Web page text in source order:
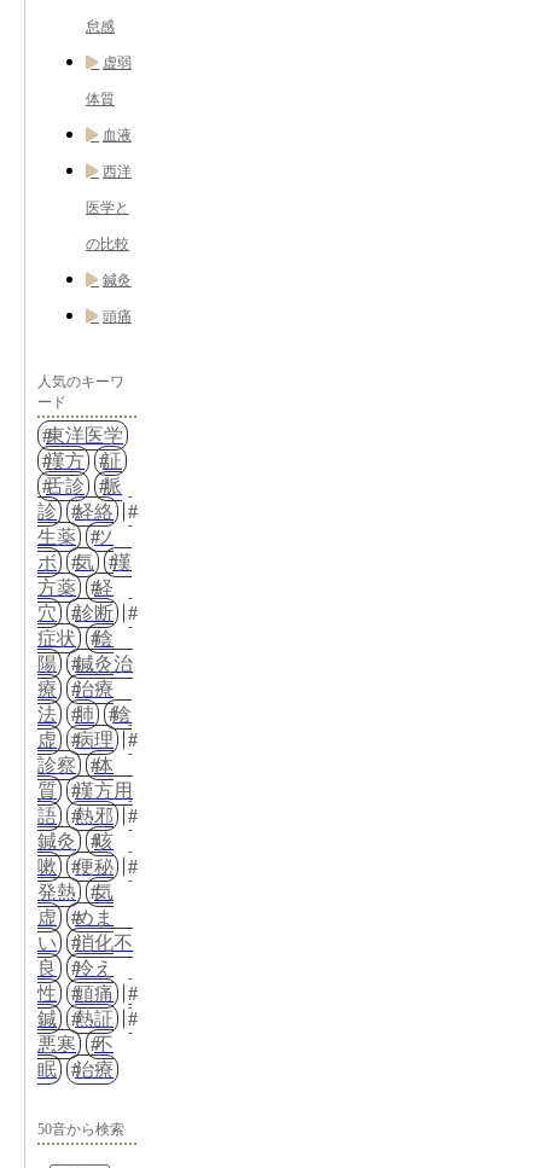
怠感
虚弱
体質
血液
西洋
医学と
の比較
鍼灸
頭痛
人気のキーワ
ード
東洋医学
漢方
証
舌診
脈
診
経絡
生薬
ツ
ボ
気
漢
方薬
経
穴
診断
症状
陰
陽
鍼灸治
療
治療
法
肺
陰
虚
病理
診察
体
質
漢方用
語
熱邪
鍼灸
咳
嗽
便秘
発熱
気
虚
めま
い
消化不
良
冷え
性
頭痛
鍼
熱証
悪寒
不
眠
治療
50音から検索